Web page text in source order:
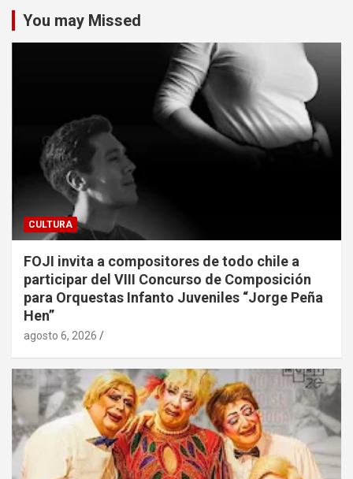
You may Missed
CULTURA
FOJI invita a compositores de todo chile a
participar del VIII Concurso de Composición
para Orquestas Infanto Juveniles “Jorge Peña
Hen”
agosto 6, 2026